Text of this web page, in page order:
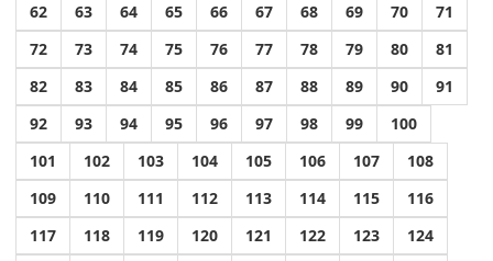
62
63 64 65 66 67 68 69 70
71
72
73 74 75 76 77 78 79 80
81
82
83 84 85 86 87 88 89 90
91
92
93 94 95 96 97 98 99
100
101
102 103 104 105 106 107
108
109
110 111 112 113 114 115
116
117
118 119 120 121 122 123
124